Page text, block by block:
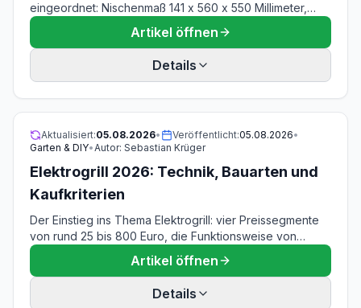
eingeordnet: Nischenmaß 141 x 560 x 550 Millimeter,
Anschlusswert 0,32 Kilowatt an einer normalen
Steckdose, Kammervolumen 7 bis 8 Liter und maximal
99 Prozent Vakuum in der Kammer gegenüber 90
Prozent außerhalb. Dazu die Belastbarkeit der Auszüge,
freistehenden Kammergerät.
Artikel öffnen
Details
Aktualisiert:05.08.2026• Veröffentlicht:05.08.2026•
Garten & DIY•Autor: Sebastian Krüger
Elektrogrill 2026: Technik, Bauarten und
Kaufkriterien
Der Einstieg ins Thema Elektrogrill: vier Preissegmente
von rund 25 bis 800 Euro, die Funktionsweise von
Heizelement, Leistungsaufnahme und
Temperaturregelung, die Abgrenzung von Tischgrill,
Standgrill und Kontaktgrill, ein Glossar der
Datenblattbegriffe und eine Systematik der
Artikel öffnen
Details